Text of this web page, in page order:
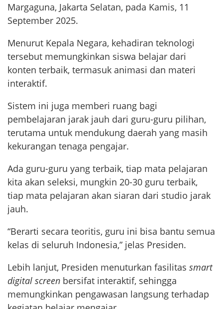
Margaguna, Jakarta Selatan, pada Kamis, 11
September 2025.
Menurut Kepala Negara, kehadiran teknologi
tersebut memungkinkan siswa belajar dari
konten terbaik, termasuk animasi dan materi
interaktif.
Sistem ini juga memberi ruang bagi
pembelajaran jarak jauh dari guru-guru pilihan,
terutama untuk mendukung daerah yang masih
kekurangan tenaga pengajar.
Ada guru-guru yang terbaik, tiap mata pelajaran
kita akan seleksi, mungkin 20-30 guru terbaik,
tiap mata pelajaran akan siaran dari studio jarak
jauh.
“Berarti secara teoritis, guru ini bisa bantu semua
kelas di seluruh Indonesia,” jelas Presiden.
Lebih lanjut, Presiden menuturkan fasilitas smart
digital screen bersifat interaktif, sehingga
memungkinkan pengawasan langsung terhadap